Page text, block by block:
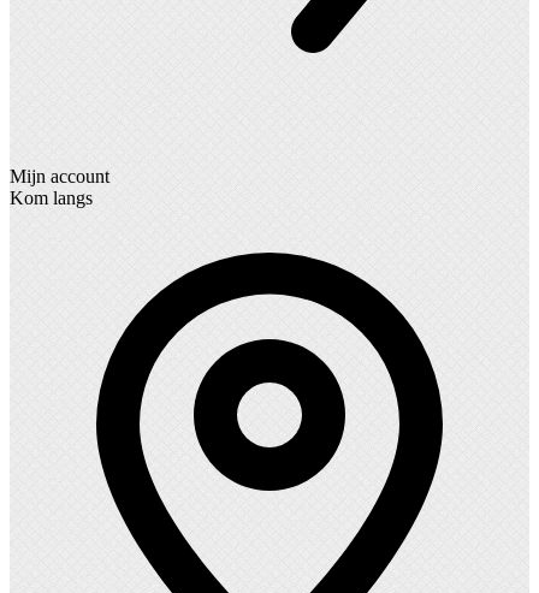
Mijn account
Kom langs